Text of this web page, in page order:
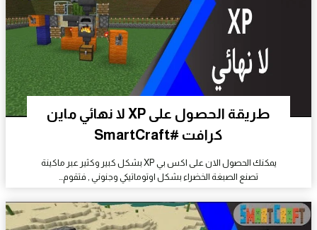
طريقة الحصول على XP لا نهائي ماين
كرافت #SmartCraft
يمكنك الحصول الان على اكس بي XP بشكل كبير وكثير عبر ماكينة
تصنع الصبغة الخضراء بشكل اوتوماتيكي وجنوني , فتقوم…